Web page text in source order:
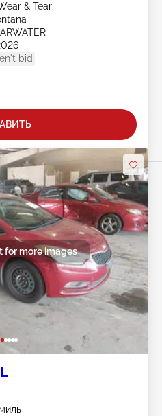
& Tear
bid
for more images